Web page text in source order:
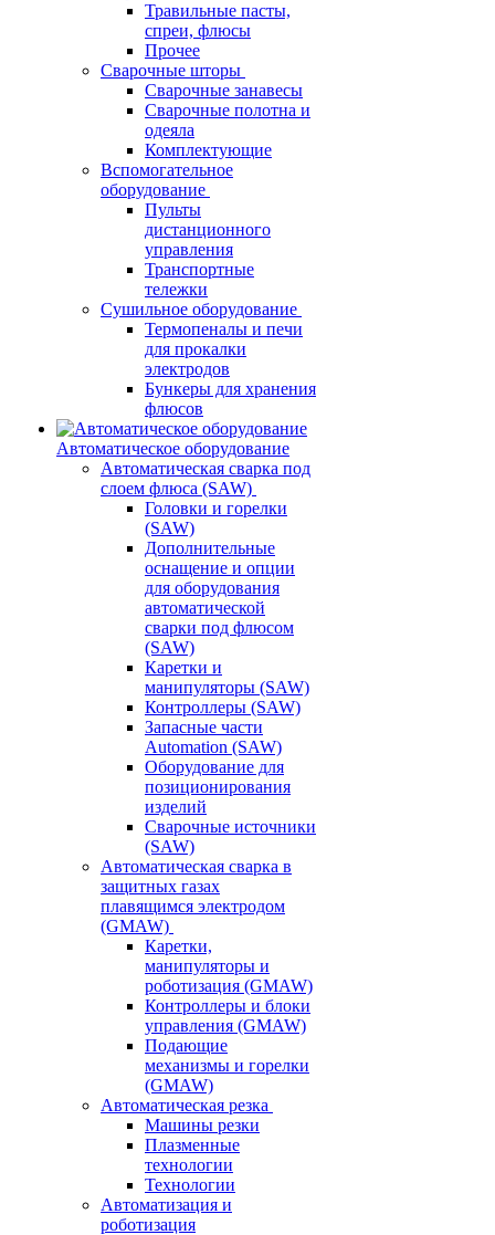
Травильные пасты,
спреи, флюсы
Прочее
Сварочные шторы
Сварочные занавесы
Сварочные полотна и
одеяла
Комплектующие
Вспомогательное
оборудование
Пульты
дистанционного
управления
Транспортные
тележки
Сушильное оборудование
Термопеналы и печи
для прокалки
электродов
Бункеры для хранения
флюсов
Автоматическое оборудование
Автоматическая сварка под
слоем флюса (SAW)
Головки и горелки
(SAW)
Дополнительные
оснащение и опции
для оборудования
автоматической
сварки под флюсом
(SAW)
Каретки и
манипуляторы (SAW)
Контроллеры (SAW)
Запасные части
Automation (SAW)
Оборудование для
позиционирования
изделий
Сварочные источники
(SAW)
Автоматическая сварка в
защитных газах
плавящимся электродом
(GMAW)
Каретки,
манипуляторы и
роботизация (GMAW)
Контроллеры и блоки
управления (GMAW)
Подающие
механизмы и горелки
(GMAW)
Автоматическая резка
Машины резки
Плазменные
технологии
Технологии
Автоматизация и
роботизация